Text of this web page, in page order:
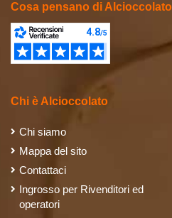
Cosa pensano di Alcioccolato
Chi è Alcioccolato
Chi siamo
Mappa del sito
Contattaci
Ingrosso per Rivenditori ed
operatori